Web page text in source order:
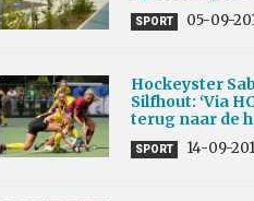
SPORT 05-09-
Hockeyster
Silfhout: ‘Via
terug naar de
SPORT 14-09-